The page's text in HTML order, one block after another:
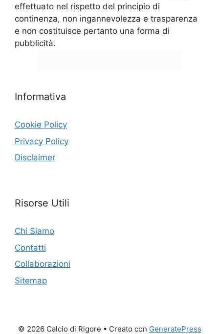
effettuato nel rispetto del principio di
continenza, non ingannevolezza e trasparenza
e non costituisce pertanto una forma di
pubblicità.
Informativa
Cookie Policy
Privacy Policy
Disclaimer
Risorse Utili
Chi Siamo
Contatti
Collaborazioni
Sitemap
© 2026 Calcio di Rigore • Creato con GeneratePress